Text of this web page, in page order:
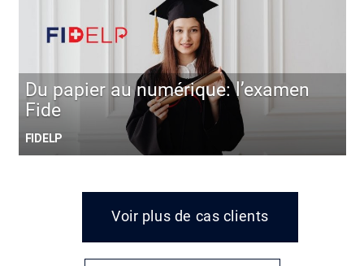
Du papier au numérique: l’examen
Fide
FIDELP
Voir plus de cas clients